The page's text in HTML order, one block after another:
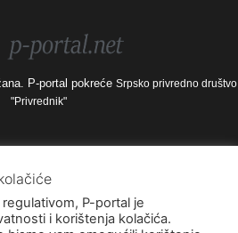
P-portal pokreće Srpsko privredno društvo
"Privrednik"
samo su autorova i ne odražavaju nužno
ili Europske komisije, kao ni stajališta
ni Ministarstva kulture i medija. Europska
ni Agencija za elektroničke medije ni
P-portal je
i korištenja kolačića.